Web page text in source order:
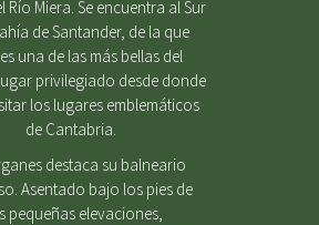
Río Miera. Se encuentra al Sur
de Santander, de la que
una de las más bellas del
privilegiado desde donde
los lugares emblemáticos
de Cantabria.
destaca su balneario
Asentado bajo los pies de
pequeñas elevaciones,